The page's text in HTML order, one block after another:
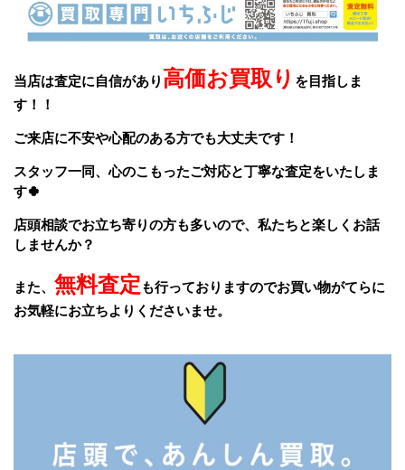
当店は査定に自信があり 高価お買取り を目指しま
す！！
ご来店に不安や心配のある方でも大丈夫です！
スタッフ一同、心のこもったご対応と丁寧な査定をいたしま
す🍀
店頭相談でお立ち寄りの方も多いので、私たちと楽しくお話
しませんか？
また、 無料査定も行っておりますのでお買い物がてらに
お気軽にお立ちよりくださいませ。